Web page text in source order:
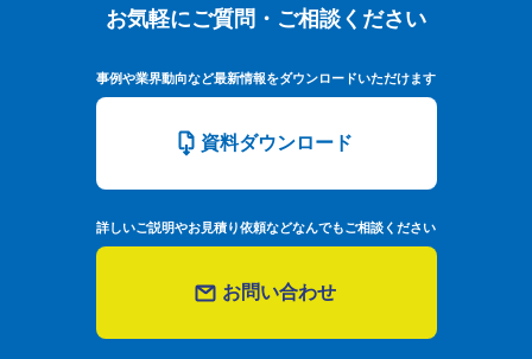
お気軽にご質問・ご相談ください
お気軽にご質問・ご相談ください
事例や業界動向など最新情報をダウンロードいただけます
資料ダウンロード
詳しいご説明やお見積り依頼などなんでもご相談ください
お問い合わせ